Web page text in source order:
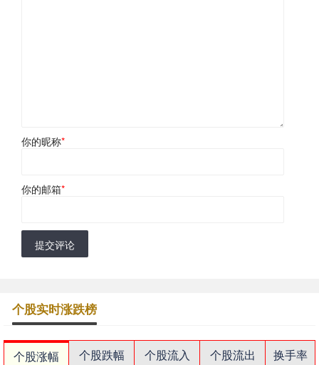
你的昵称*
你的邮箱*
提交评论
个股实时涨跌榜
个股涨幅 个股跌幅 个股流入 个股流出
换手率